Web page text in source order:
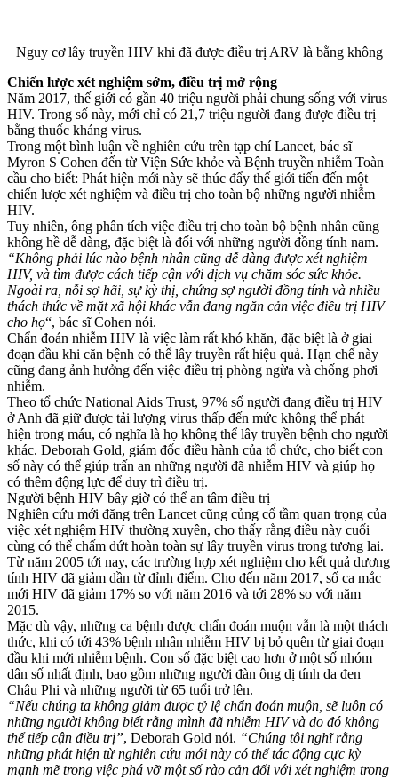
Nguy cơ lây truyền HIV khi đã được điều trị ARV là bằng không
Chiến lược xét nghiệm sớm, điều trị mở rộng
Năm 2017, thế giới có gần 40 triệu người phải chung sống với virus
HIV. Trong số này, mới chỉ có 21,7 triệu người đang được điều trị
bằng thuốc kháng virus.
Trong một bình luận về nghiên cứu trên tạp chí Lancet, bác sĩ
Myron S Cohen đến từ Viện Sức khỏe và Bệnh truyền nhiễm Toàn
cầu cho biết: Phát hiện mới này sẽ thúc đẩy thế giới tiến đến một
chiến lược xét nghiệm và điều trị cho toàn bộ những người nhiễm
HIV.
Tuy nhiên, ông phân tích việc điều trị cho toàn bộ bệnh nhân cũng
không hề dễ dàng, đặc biệt là đối với những người đồng tính nam.
“Không phải lúc nào bệnh nhân cũng dễ dàng được xét nghiệm
HIV, và tìm được cách tiếp cận với dịch vụ chăm sóc sức khỏe.
Ngoài ra, nỗi sợ hãi, sự kỳ thị, chứng sợ người đồng tính và nhiều
thách thức về mặt xã hội khác vẫn đang ngăn cản việc điều trị HIV
cho họ“, bác sĩ Cohen nói.
Chẩn đoán nhiễm HIV là việc làm rất khó khăn, đặc biệt là ở giai
đoạn đầu khi căn bệnh có thể lây truyền rất hiệu quả. Hạn chế này
cũng đang ảnh hưởng đến việc điều trị phòng ngừa và chống phơi
nhiễm.
Theo tổ chức National Aids Trust, 97% số người đang điều trị HIV
ở Anh đã giữ được tải lượng virus thấp đến mức không thể phát
hiện trong máu, có nghĩa là họ không thể lây truyền bệnh cho người
khác. Deborah Gold, giám đốc điều hành của tổ chức, cho biết con
số này có thể giúp trấn an những người đã nhiễm HIV và giúp họ
có thêm động lực để duy trì điều trị.
Người bệnh HIV bây giờ có thể an tâm điều trị
Nghiên cứu mới đăng trên Lancet cũng củng cố tầm quan trọng của
việc xét nghiệm HIV thường xuyên, cho thấy rằng điều này cuối
cùng có thể chấm dứt hoàn toàn sự lây truyền virus trong tương lai.
Từ năm 2005 tới nay, các trường hợp xét nghiệm cho kết quả dương
tính HIV đã giảm dần từ đỉnh điểm. Cho đến năm 2017, số ca mắc
mới HIV đã giảm 17% so với năm 2016 và tới 28% so với năm
2015.
Mặc dù vậy, những ca bệnh được chẩn đoán muộn vẫn là một thách
thức, khi có tới 43% bệnh nhân nhiễm HIV bị bỏ quên từ giai đoạn
đầu khi mới nhiễm bệnh. Con số đặc biệt cao hơn ở một số nhóm
dân số nhất định, bao gồm những người đàn ông dị tính da đen
Châu Phi và những người từ 65 tuổi trở lên.
“Nếu chúng ta không giảm được tỷ lệ chẩn đoán muộn, sẽ luôn có
những người không biết rằng mình đã nhiễm HIV và do đó không
thể tiếp cận điều trị”, Deborah Gold nói. “Chúng tôi nghĩ rằng
những phát hiện từ nghiên cứu mới này có thể tác động cực kỳ
mạnh mẽ trong việc phá vỡ một số rào cản đối với xét nghiệm trong